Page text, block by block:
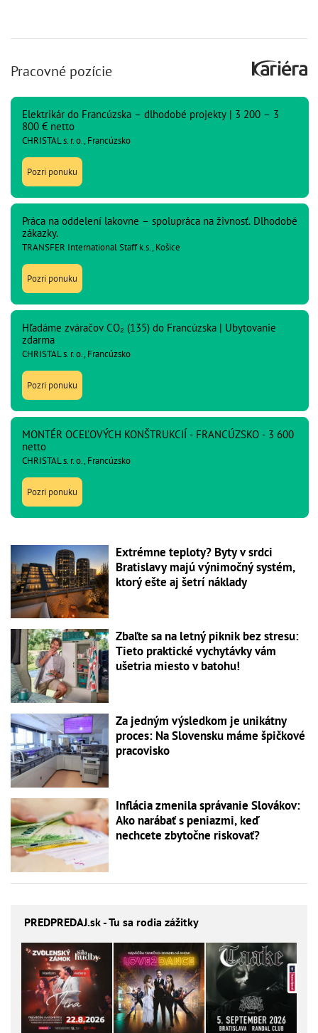
Pracovné pozície
Elektrikár do Francúzska – dlhodobé projekty | 3 200 – 3
800 € netto
CHRISTAL s. r. o., Francúzsko
Pozri ponuku
Práca na oddelení lakovne – spolupráca na živnosť. Dlhodobé
zákazky.
TRANSFER International Staff k.s., Košice
Pozri ponuku
Hľadáme zváračov CO₂ (135) do Francúzska | Ubytovanie
zdarma
CHRISTAL s. r. o., Francúzsko
Pozri ponuku
MONTÉR OCEĽOVÝCH KONŠTRUKCIÍ - FRANCÚZSKO - 3 600
netto
CHRISTAL s. r. o., Francúzsko
Pozri ponuku
Extrémne teploty? Byty v srdci
Bratislavy majú výnimočný systém,
ktorý ešte aj šetrí náklady
Zbaľte sa na letný piknik bez stresu:
Tieto praktické vychytávky vám
ušetria miesto v batohu!
Za jedným výsledkom je unikátny
proces: Na Slovensku máme špičkové
pracovisko
Inflácia zmenila správanie Slovákov:
Ako narábať s peniazmi, keď
nechcete zbytočne riskovať?
PREDPREDAJ.sk - Tu sa rodia zážitky